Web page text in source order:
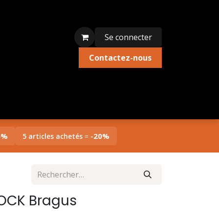
Se connecter
Contactez-nous
5 articles achetés = -20%
Bragus